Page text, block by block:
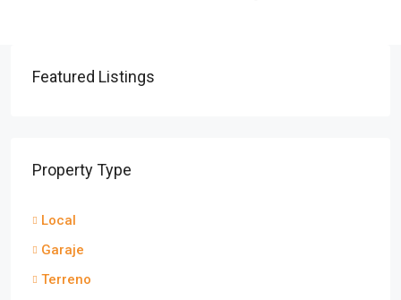
Featured Listings
Property Type
Local
Garaje
Terreno